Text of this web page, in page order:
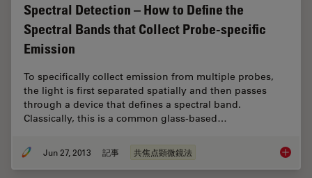
Spectral Detection – How to Define the
Spectral Bands that Collect Probe-specific
Emission
To specifically collect emission from multiple probes,
the light is first separated spatially and then passes
through a device that defines a spectral band.
Classically, this is a common glass-based…
Jun 27, 2013 記事 共焦点顕微鏡法